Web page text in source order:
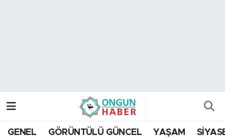
GENEL GÖRÜNTÜLÜ GÜNCEL YAŞAM
Trafik Durumu